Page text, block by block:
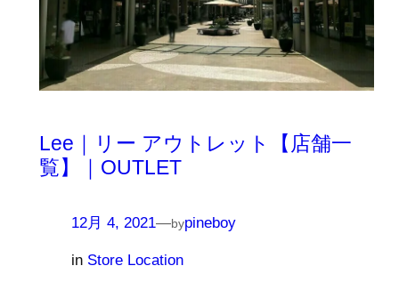
Lee｜リー アウトレット【店舗一
覧】｜OUTLET
12月 4, 2021—bypineboy
in Store Location